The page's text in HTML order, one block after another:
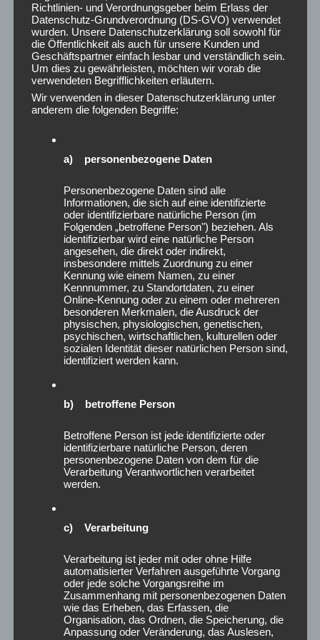
Februar 2026
Januar 2026
Dezember 2025
November 2025
Oktober 2025
September 2025
August 2025
Juni 2025
März 2025
Februar 2025
Januar 2025
Dezember 2024
November 2024
Oktober 2024
September 2024
August 2024
April 2024
März 2024
Januar 2024
Dezember 2023
November 2023
Oktober 2023
August 2023
April 2023
Februar 2023
Januar 2023
Dezember 2022
August 2022
Richtlinien- und Verordnungsgeber beim Erlass der
Datenschutz-Grundverordnung (DS-GVO) verwendet
wurden. Unsere Datenschutzerklärung soll sowohl für
die Öffentlichkeit als auch für unsere Kunden und
Geschäftspartner einfach lesbar und verständlich sein.
Um dies zu gewährleisten, möchten wir vorab die
verwendeten Begrifflichkeiten erläutern.
Wir verwenden in dieser Datenschutzerklärung unter
anderem die folgenden Begriffe:
a) personenbezogene Daten
Personenbezogene Daten sind alle
Informationen, die sich auf eine identifizierte
oder identifizierbare natürliche Person (im
Folgenden „betroffene Person") beziehen. Als
identifizierbar wird eine natürliche Person
angesehen, die direkt oder indirekt,
insbesondere mittels Zuordnung zu einer
Kennung wie einem Namen, zu einer
Kennnummer, zu Standortdaten, zu einer
Online-Kennung oder zu einem oder mehreren
besonderen Merkmalen, die Ausdruck der
physischen, physiologischen, genetischen,
psychischen, wirtschaftlichen, kulturellen oder
sozialen Identität dieser natürlichen Person sind,
identifiziert werden kann.
b) betroffene Person
Betroffene Person ist jede identifizierte oder
identifizierbare natürliche Person, deren
personenbezogene Daten von dem für die
Verarbeitung Verantwortlichen verarbeitet
werden.
c) Verarbeitung
Verarbeitung ist jeder mit oder ohne Hilfe
automatisierter Verfahren ausgeführte Vorgang
oder jede solche Vorgangsreihe im
Zusammenhang mit personenbezogenen Daten
wie das Erheben, das Erfassen, die
Organisation, das Ordnen, die Speicherung, die
Anpassung oder Veränderung, das Auslesen,